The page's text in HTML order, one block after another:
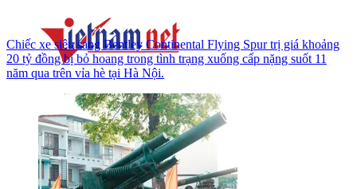
Chiếc xe siêu sang Bentley Continental Flying Spur trị giá khoảng
20 tỷ đồng bị bỏ hoang trong tình trạng xuống cấp nặng suốt 11
năm qua trên vỉa hè tại Hà Nội.